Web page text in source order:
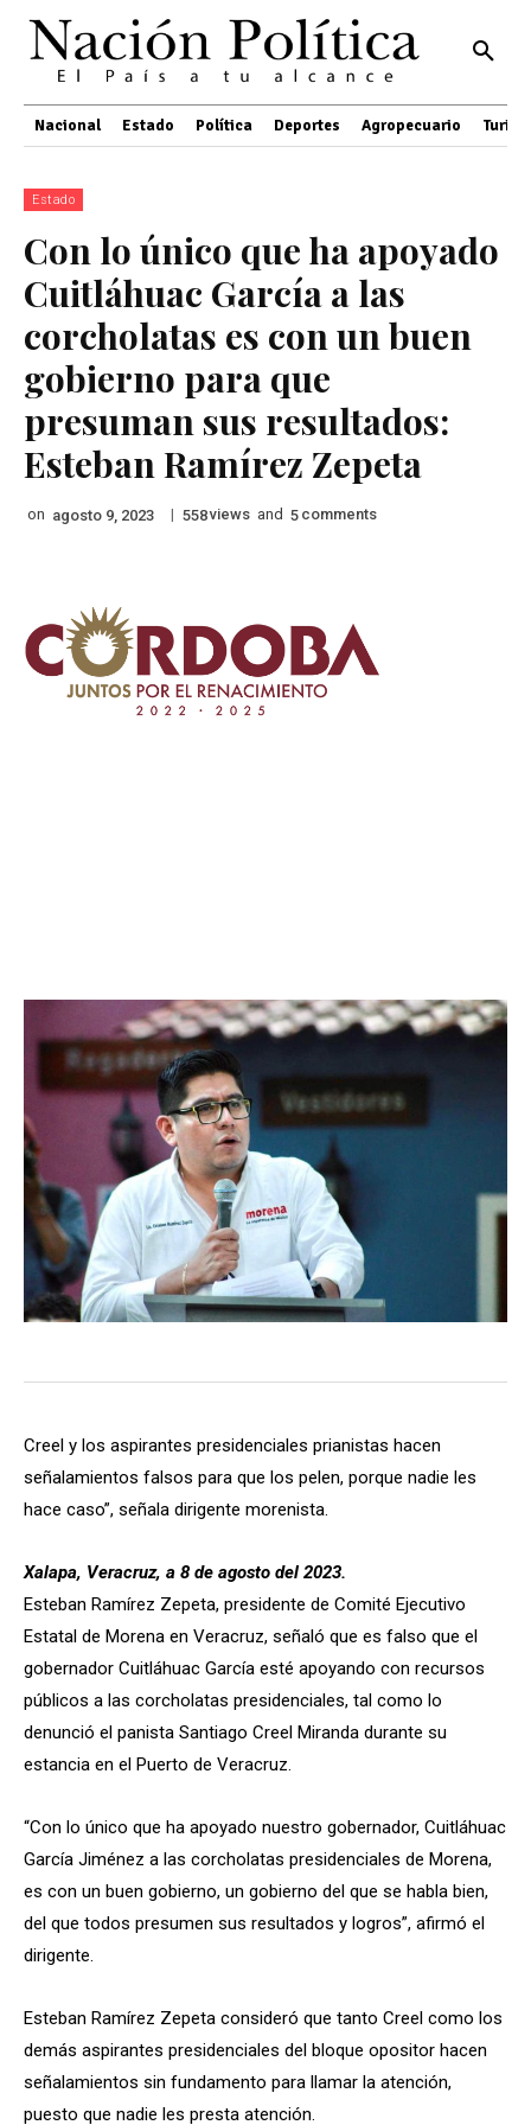
Nacional Estado Política Deportes Agropecuario
Estado
Con lo único que ha apoyado
Cuitláhuac García a las
corcholatas es con un buen
gobierno para que
presuman sus resultados:
Esteban Ramírez Zepeta
on agosto 9, 2023 | 558views and 5 comments
Creel y los aspirantes presidenciales prianistas hacen
señalamientos falsos para que los pelen, porque nadie les
hace caso”, señala dirigente morenista.
Xalapa, Veracruz, a 8 de agosto del 2023.
Esteban Ramírez Zepeta, presidente de Comité Ejecutivo
Estatal de Morena en Veracruz, señaló que es falso que el
gobernador Cuitláhuac García esté apoyando con recursos
públicos a las corcholatas presidenciales, tal como lo
denunció el panista Santiago Creel Miranda durante su
estancia en el Puerto de Veracruz.
“Con lo único que ha apoyado nuestro gobernador, Cuitláhuac
García Jiménez a las corcholatas presidenciales de Morena,
es con un buen gobierno, un gobierno del que se habla bien,
del que todos presumen sus resultados y logros”, afirmó el
dirigente.
Esteban Ramírez Zepeta consideró que tanto Creel como los
demás aspirantes presidenciales del bloque opositor hacen
señalamientos sin fundamento para llamar la atención,
puesto que nadie les presta atención.